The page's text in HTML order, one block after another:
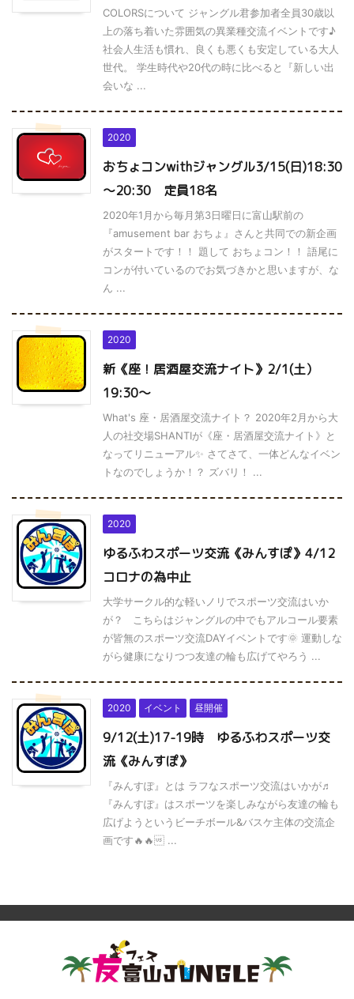
COLORSについて ジャングル君参加者全員30歳以
上の落ち着いた雰囲気の異業種交流イベントです♪
社会人生活も慣れ、良くも悪くも安定している大人
世代。 学生時代や20代の時に比べると『新しい出
会いな ...
2020
おちょコンwithジャングル3/15(日)18:30
～20:30 定員18名
2020年1月から毎月第3日曜日に富山駅前の
『amusement bar おちょ』さんと共同での新企画
がスタートです！！ 題して おちょコン！！ 語尾に
コンが付いているのでお気づきかと思いますが、な
ん ...
2020
新《座！居酒屋交流ナイト》2/1(土）
19:30～
What's 座・居酒屋交流ナイト？ 2020年2月から大
人の社交場SHANTIが《座・居酒屋交流ナイト》と
なってリニューアル✨ さてさて、一体どんなイベン
トなのでしょうか！？ ズバリ！ ...
2020
ゆるふわスポーツ交流《みんすぽ》4/12
コロナの為中止
大学サークル的な軽いノリでスポーツ交流はいか
が？ こちらはジャングルの中でもアルコール要素
が皆無のスポーツ交流DAYイベントです🌞 運動しな
がら健康になりつつ友達の輪も広げてやろう ...
2020 イベント 昼開催
9/12(土)17-19時 ゆるふわスポーツ交
流《みんすぽ》
『みんすぽ』とは ラフなスポーツ交流はいかが♬
『みんすぽ』はスポーツを楽しみながら友達の輪も
広げようというビーチボール&バスケ主体の交流企
画です🔥🔥 ...